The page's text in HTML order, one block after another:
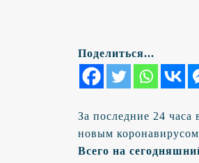
Поделиться...
За последние 24
новым
Всего на